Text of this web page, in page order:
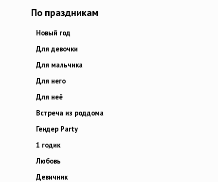
По праздникам
Новый год
Для девочки
Для мальчика
Для него
Для неё
Встреча из роддома
Гендер Party
1 годик
Любовь
Девичник